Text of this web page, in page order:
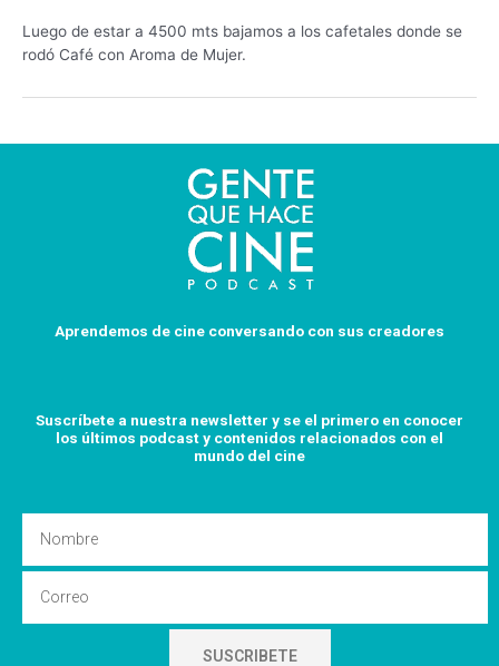
Luego de estar a 4500 mts bajamos a los cafetales donde se
rodó Café con Aroma de Mujer.
Aprendemos de cine conversando con sus creadores
Suscríbete a nuestra newsletter y se el primero en conocer
los últimos podcast y contenidos relacionados con el
mundo del cine
SUSCRIBETE